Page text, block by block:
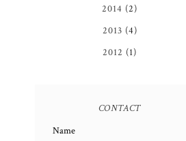
2014 (2)
2013 (4)
2012 (1)
CONTACT
Name